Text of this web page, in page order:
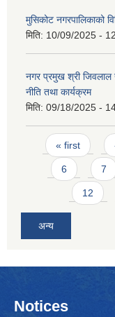
मुसिकोट नगरपालिकाको
मिति: 10/09/2025 -
नगर प्रमुख श्री
नीति तथा कार्यक्रम
मिति: 09/18/2025 -
Pages
« first
6 7
12
अन्य
Notices